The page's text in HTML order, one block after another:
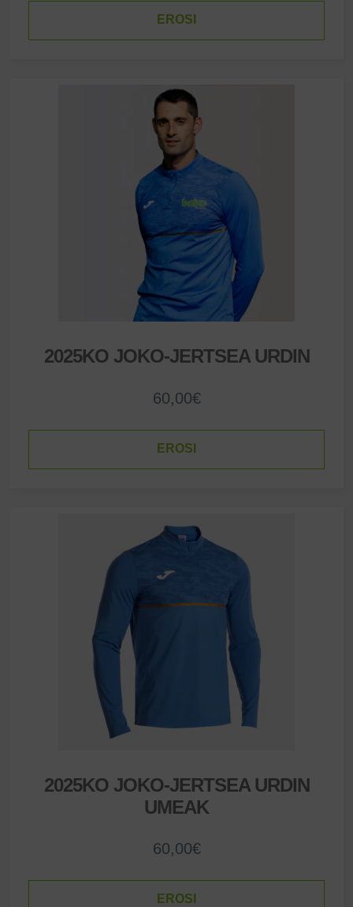
EROSI
2025KO JOKO-JERTSEA URDIN
60,00€
EROSI
2025KO JOKO-JERTSEA URDIN
UMEAK
60,00€
EROSI